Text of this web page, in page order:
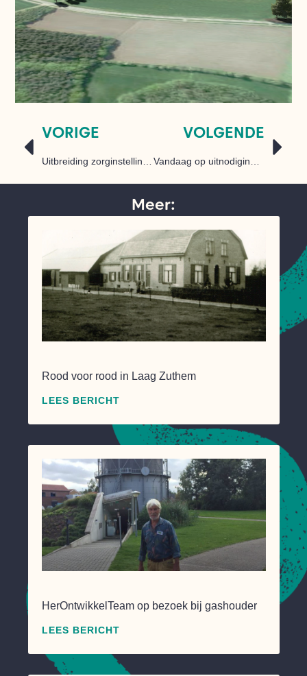
VORIGE VOLGENDE
Meer:
Rood voor rood in Laag Zuthem
LEES BERICHT
HerOntwikkelTeam op bezoek bij gashouder
LEES BERICHT